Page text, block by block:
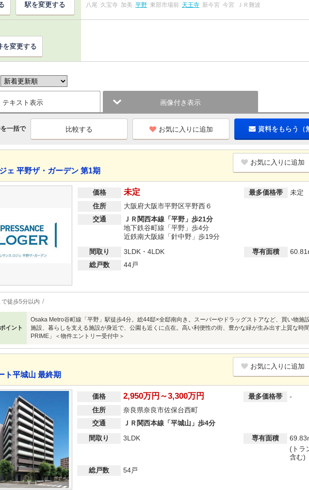
八尾 久宝寺 加美 平野 東部市場前 天王寺 新今宮 今宮 ＪＲ難波
駅を変更する
を変更する
テキスト表示 画像付き表示
一括で お気に入りに追加 資料をもらう（
ェ 平野ザ・ガーデン 第1期
お気に入りに追加
価格 未定 最多価格帯
未定
住所
大阪府大阪市平野区平野西６
交通
ＪＲ関西本線「平野」歩21分
地下鉄谷町線「平野」歩4分
近鉄南大阪線「針中野」歩19分
間取り
3LDK・4LDK 専有面積
総戸数 44戸
徒歩5分以内
イント
Osaka Metro谷町線「平野」駅徒歩4分。総44邸×全邸南向き。スーパーやドラッグストアなど、買い物施
施設、暮らしを支える施設が身近で、公園も近くに点在。高い利便性の街、豊かな緑が生み出す上質な時
PRIME」＜物件エントリー受付中＞
ト平城山 最終期
お気に入りに追加
価格 2,950万円～3,300万円 最多価格帯
-
住所
奈良県奈良市佐保台西町
交通
ＪＲ関西本線「平城山」歩4分
間取り
3LDK 専有面積
(トラ
含む)
総戸数
54戸